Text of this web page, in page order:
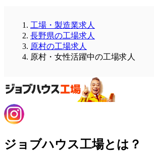
工場・製造業求人
長野県の工場求人
原村の工場求人
原村・女性活躍中の工場求人
ジョブハウス工場とは？